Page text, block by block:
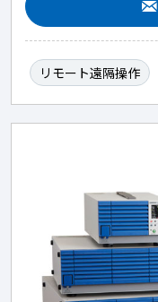
リモート遠隔操作